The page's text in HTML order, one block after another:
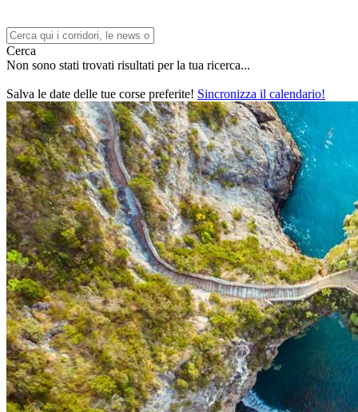
Cerca
Non sono stati trovati risultati per la tua ricerca...
Salva le date delle tue corse preferite! Sincronizza il calendario!